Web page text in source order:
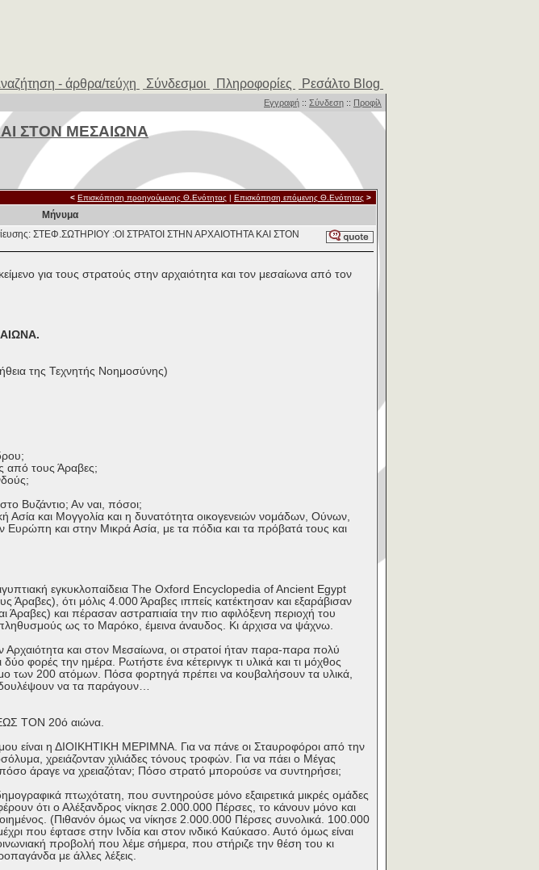
- άρθρα/τεύχη Σύνδεσμοι Πληροφορίες Ρεσάλτο Blog
Εγγραφή :: Σύνδεση :: Προφίλ
ΣΤΟΝ ΜΕΣΑΙΩΝΑ
< Επισκόπηση προηγούμενης Θ.Ενότητας | Επισκόπηση επόμενης Θ.Ενότητας >
Μήνυμα
ΣΤΕΦ.ΣΩΤΗΡΙΟΥ :ΟΙ ΣΤΡΑΤΟΙ ΣΤΗΝ ΑΡΧΑΙΟΤΗΤΑ ΚΑΙ ΣΤΟΝ
για τους στρατούς στην αρχαιότητα και τον μεσαίωνα από τον
της Τεχνητής Νοημοσύνης)
από τους Άραβες;
Βυζάντιο; Αν ναι, πόσοι;
Ασία και Μογγολία και η δυνατότητα οικογενειών νομάδων, Ούνων,
και στην Μικρά Ασία, με τα πόδια και τα πρόβατά τους και
εγκυκλοπαίδεια The Oxford Encyclopedia of Ancient Egypt
Άραβες), ότι μόλις 4.000 Άραβες ιππείς κατέκτησαν και εξαράβισαν
Άραβες) και πέρασαν αστραπιαία την πιο αφιλόξενη περιοχή του
ως το Μαρόκο, έμεινα άναυδος. Κι άρχισα να ψάχνω.
και στον Μεσαίωνα, οι στρατοί ήταν παρα-παρα πολύ
δύο φορές την ημέρα. Ρωτήστε ένα κέτερινγκ τι υλικά και τι μόχθος
γάμο των 200 ατόμων. Πόσα φορτηγά πρέπει να κουβαλήσουν τα υλικά,
να τα παράγουν…
ΤΟΝ 20ό αιώνα.
είναι η ΔΙΟΙΚΗΤΙΚΗ ΜΕΡΙΜΝΑ. Για να πάνε οι Σταυροφόροι από την
χρειάζονταν χιλιάδες τόνους τροφών. Για να πάει ο Μέγας
άραγε να χρειαζόταν; Πόσο στρατό μπορούσε να συντηρήσει;
πτωχότατη, που συντηρούσε μόνο εξαιρετικά μικρές ομάδες
ότι ο Αλέξανδρος νίκησε 2.000.000 Πέρσες, το κάνουν μόνο και
(Πιθανόν όμως να νίκησε 2.000.000 Πέρσες συνολικά. 100.000
που έφτασε στην Ινδία και στον ινδικό Καύκασο. Αυτό όμως είναι
προβολή που λέμε σήμερα, που στήριζε την θέση του κι
με άλλες λέξεις.